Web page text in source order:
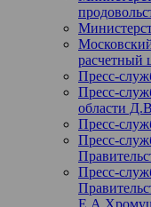
расчетный
Пресс-
Пресс-
области
Пресс-
Пресс-
Пресс-